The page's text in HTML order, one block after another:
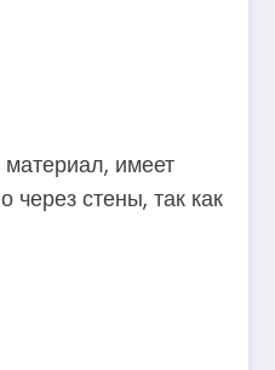
имеет
стены, так как